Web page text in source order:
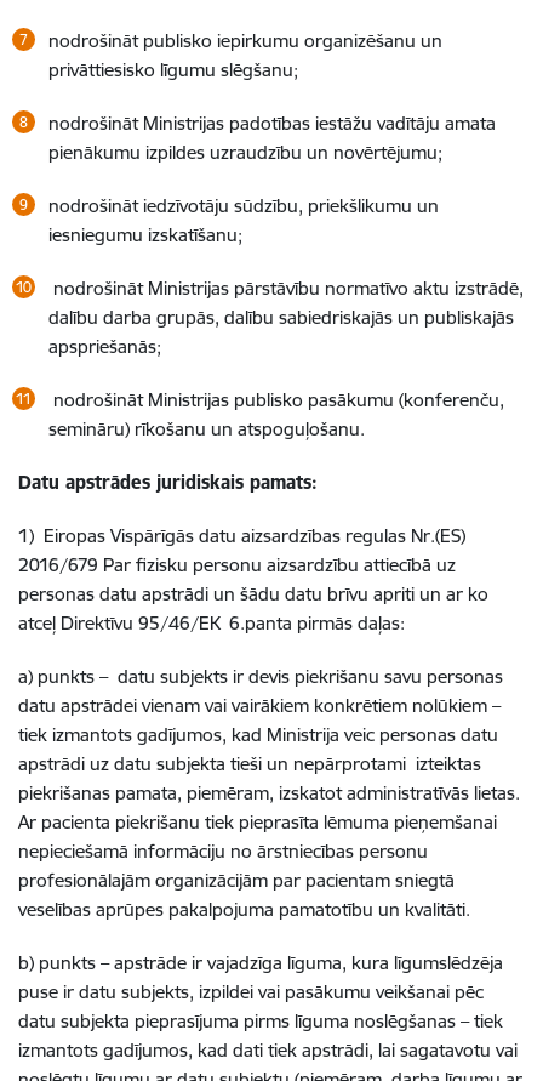
nodrošināt publisko iepirkumu organizēšanu un
privāttiesisko līgumu slēgšanu;
nodrošināt Ministrijas padotības iestāžu vadītāju amata
pienākumu izpildes uzraudzību un novērtējumu;
nodrošināt iedzīvotāju sūdzību, priekšlikumu un
iesniegumu izskatīšanu;
nodrošināt Ministrijas pārstāvību normatīvo aktu izstrādē,
dalību darba grupās, dalību sabiedriskajās un publiskajās
apspriešanās;
nodrošināt Ministrijas publisko pasākumu (konferenču,
semināru) rīkošanu un atspoguļošanu.
Datu apstrādes juridiskais pamats:
1) Eiropas Vispārīgās datu aizsardzības regulas Nr.(ES)
2016/679 Par fizisku personu aizsardzību attiecībā uz
personas datu apstrādi un šādu datu brīvu apriti un ar ko
atceļ Direktīvu 95/46/EK 6.panta pirmās daļas:
a) punkts – datu subjekts ir devis piekrišanu savu personas
datu apstrādei vienam vai vairākiem konkrētiem nolūkiem –
tiek izmantots gadījumos, kad Ministrija veic personas datu
apstrādi uz datu subjekta tieši un nepārprotami izteiktas
piekrišanas pamata, piemēram, izskatot administratīvās lietas.
Ar pacienta piekrišanu tiek pieprasīta lēmuma pieņemšanai
nepieciešamā informāciju no ārstniecības personu
profesionālajām organizācijām par pacientam sniegtā
veselības aprūpes pakalpojuma pamatotību un kvalitāti.
b) punkts – apstrāde ir vajadzīga līguma, kura līgumslēdzēja
puse ir datu subjekts, izpildei vai pasākumu veikšanai pēc
datu subjekta pieprasījuma pirms līguma noslēgšanas – tiek
izmantots gadījumos, kad dati tiek apstrādi, lai sagatavotu vai